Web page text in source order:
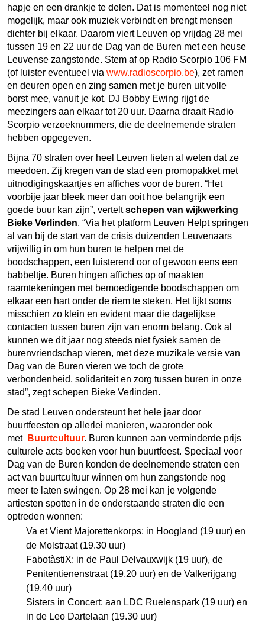
hapje en een drankje te delen. Dat is momenteel nog niet
mogelijk, maar ook muziek verbindt en brengt mensen
dichter bij elkaar. Daarom viert Leuven op vrijdag 28 mei
tussen 19 en 22 uur de Dag van de Buren met een heuse
Leuvense zangstonde. Stem af op Radio Scorpio 106 FM
(of luister eventueel via www.radioscorpio.be), zet ramen
en deuren open en zing samen met je buren uit volle
borst mee, vanuit je kot. DJ Bobby Ewing rijgt de
meezingers aan elkaar tot 20 uur. Daarna draait Radio
Scorpio verzoeknummers, die de deelnemende straten
hebben opgegeven.
Bijna 70 straten over heel Leuven lieten al weten dat ze
meedoen. Zij kregen van de stad een promopakket met
uitnodigingskaartjes en affiches voor de buren. “Het
voorbije jaar bleek meer dan ooit hoe belangrijk een
goede buur kan zijn”, verteltschepen van wijkwerking
Bieke Verlinden. “Via het platform Leuven Helpt springen
al van bij de start van de crisis duizenden Leuvenaars
vrijwillig in om hun buren te helpen met de
boodschappen, een luisterend oor of gewoon eens een
babbeltje. Buren hingen affiches op of maakten
raamtekeningen met bemoedigende boodschappen om
elkaar een hart onder de riem te steken. Het lijkt soms
misschien zo klein en evident maar die dagelijkse
contacten tussen buren zijn van enorm belang. Ook al
kunnen we dit jaar nog steeds niet fysiek samen de
burenvriendschap vieren, met deze muzikale versie van
Dag van de Buren vieren we toch de grote
verbondenheid, solidariteit en zorg tussen buren in onze
stad”, zegt schepen Bieke Verlinden.
De stad Leuven ondersteunt het hele jaar door
buurtfeesten op allerlei manieren, waaronder ook
met Buurtcultuur. Buren kunnen aan verminderde prijs
culturele acts boeken voor hun buurtfeest. Speciaal voor
Dag van de Buren konden de deelnemende straten een
act van buurtcultuur winnen om hun zangstonde nog
meer te laten swingen. Op 28 mei kan je volgende
artiesten spotten in de onderstaande straten die een
optreden wonnen:
Va et Vient Majorettenkorps: in Hoogland (19 uur) en
de Molstraat (19.30 uur)
FabotàstiX: in de Paul Delvauxwijk (19 uur), de
Penitentienenstraat (19.20 uur) en de Valkerijgang
(19.40 uur)
Sisters in Concert: aan LDC Ruelenspark (19 uur) en
in de Leo Dartelaan (19.30 uur)